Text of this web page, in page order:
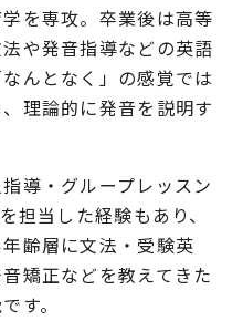
を専攻。卒業後は高等
や発音指導などの英語
んとなく」の感覚では
理論的に発音を説明す
導・グループレッスン
担当した経験もあり、
齢層に文法・受験英
矯正などを教えてきた
す。